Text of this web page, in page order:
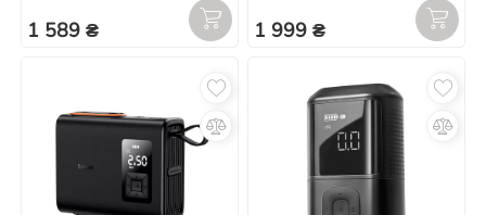
1 589 ₴ 1 999 ₴